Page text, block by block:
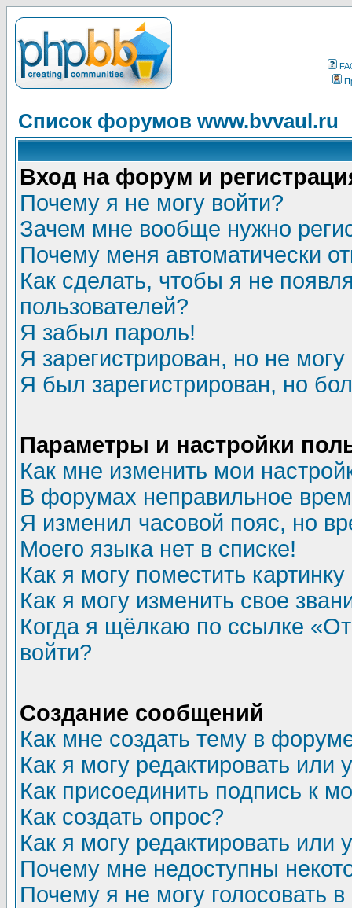
Список форумов www.bvvaul.ru
Вход на форум и
Почему я не могу войти?
Зачем мне вообще нужно
Почему меня автоматически
Как сделать, чтобы я не
пользователей?
Я забыл пароль!
Я зарегистрирован, но не могу
Я был зарегистрирован, но
Параметры и настройки
Как мне изменить мои
В форумах неправильное
Я изменил часовой пояс, но
Моего языка нет в списке!
Как я могу поместить
Как я могу изменить свое
Когда я щёлкаю по ссылке
войти?
Создание сообщений
Как мне создать тему в
Как я могу редактировать или
Как присоединить подпись к
Как создать опрос?
Как я могу редактировать или
Почему мне недоступны
Почему я не могу голосовать